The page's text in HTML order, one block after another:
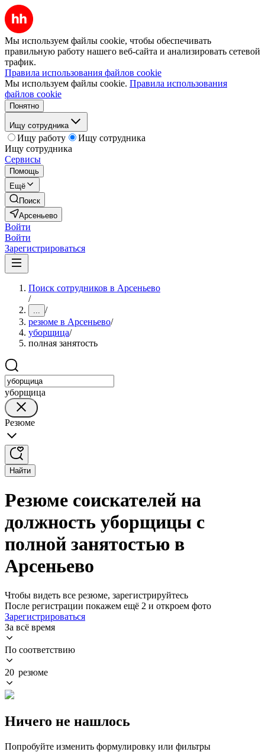
Мы используем файлы cookie, чтобы обеспечивать
правильную работу нашего веб-сайта и анализировать сетевой
трафик.
Правила использования файлов cookie
Мы используем файлы cookie. Правила использования
файлов cookie
Понятно
Ищу сотрудника
Ищу работу
Ищу сотрудника
Ищу сотрудника
Сервисы
Помощь
Ещё
Поиск
Арсеньево
Войти
Войти
Зарегистрироваться
Поиск сотрудников в Арсеньево
/
... /
резюме в Арсеньево/
уборщица/
полная занятость
уборщица
Резюме
Найти
Резюме соискателей на
должность уборщицы с
полной занятостью в
Арсеньево
Чтобы видеть все резюме, зарегистрируйтесь
После регистрации покажем ещё 2 и откроем фото
Зарегистрироваться
За всё время
По соответствию
20 резюме
Ничего не нашлось
Попробуйте изменить формулировку или фильтры